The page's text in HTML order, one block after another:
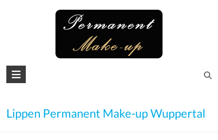
up
Lippen Permanent Make-up Wuppertal